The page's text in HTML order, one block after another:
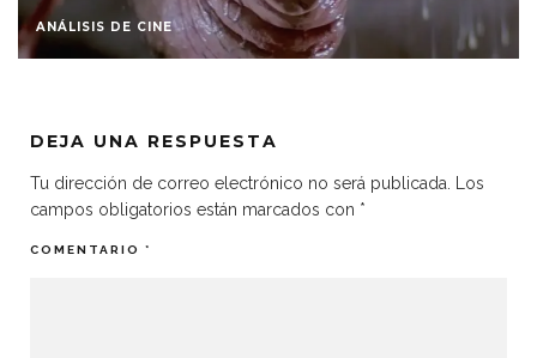
CRÍTICAS 2025
DEJA UNA RESPUESTA
Tu dirección de correo electrónico no será publicada. Los
campos obligatorios están marcados con *
COMENTARIO *